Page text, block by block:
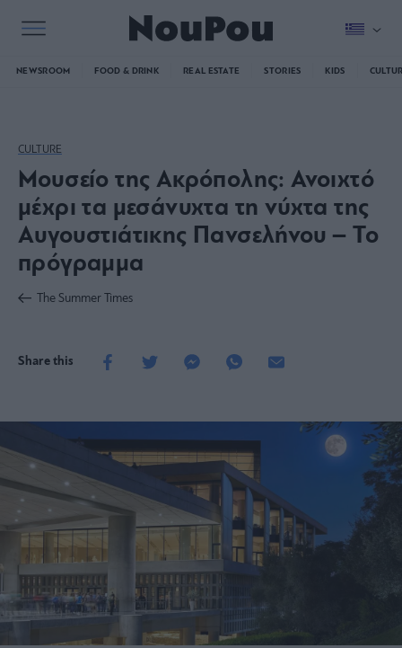
NEWSROOM FOOD & DRINK REAL ESTATE STORIES KIDS
CULTURE
Μουσείο της Ακρόπολης: Ανοιχτό
μέχρι τα μεσάνυχτα τη νύχτα της
Αυγουστιάτικης Πανσελήνου – Το
πρόγραμμα
The Summer Times
Share this